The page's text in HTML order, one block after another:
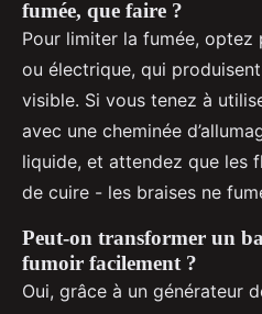
fumée, que faire ?
Pour limiter la fumée, optez
ou électrique, qui
visible. Si vous tenez à
avec une cheminée
liquide, et attendez que les
de cuire - les braises ne
Peut-on transformer un
fumoir facilement ?
Oui, grâce à un générateur